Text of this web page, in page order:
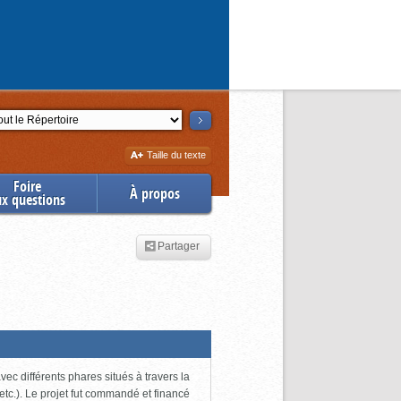
Augmenter
la
Taille du texte
Foire
questions À propos
Partager
différents phares situés à travers la
Le projet fut commandé et financé